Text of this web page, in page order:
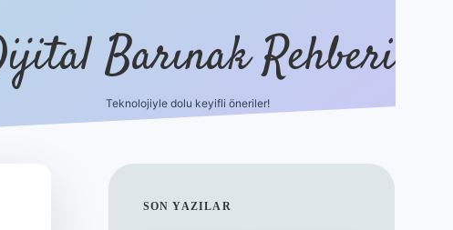
Barınak Rehberi
Teknolojiyle dolu keyifli öneriler!
SIDEBAR
SON YAZILAR
hiltonbet güncel giriş